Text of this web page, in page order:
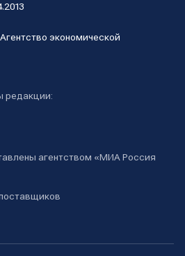
экономической
редакции:
агентством «МИА Россия